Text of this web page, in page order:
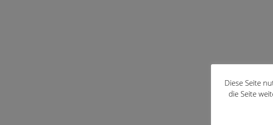
Diese Seite
die Seite